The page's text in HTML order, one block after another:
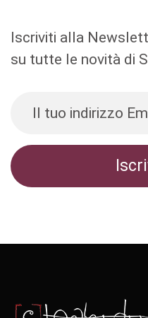
Iscriviti alla
su tutte le novità di